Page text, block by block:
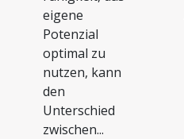
eigene
Potenzial
optimal zu
nutzen, kann
den
Unterschied
zwischen...